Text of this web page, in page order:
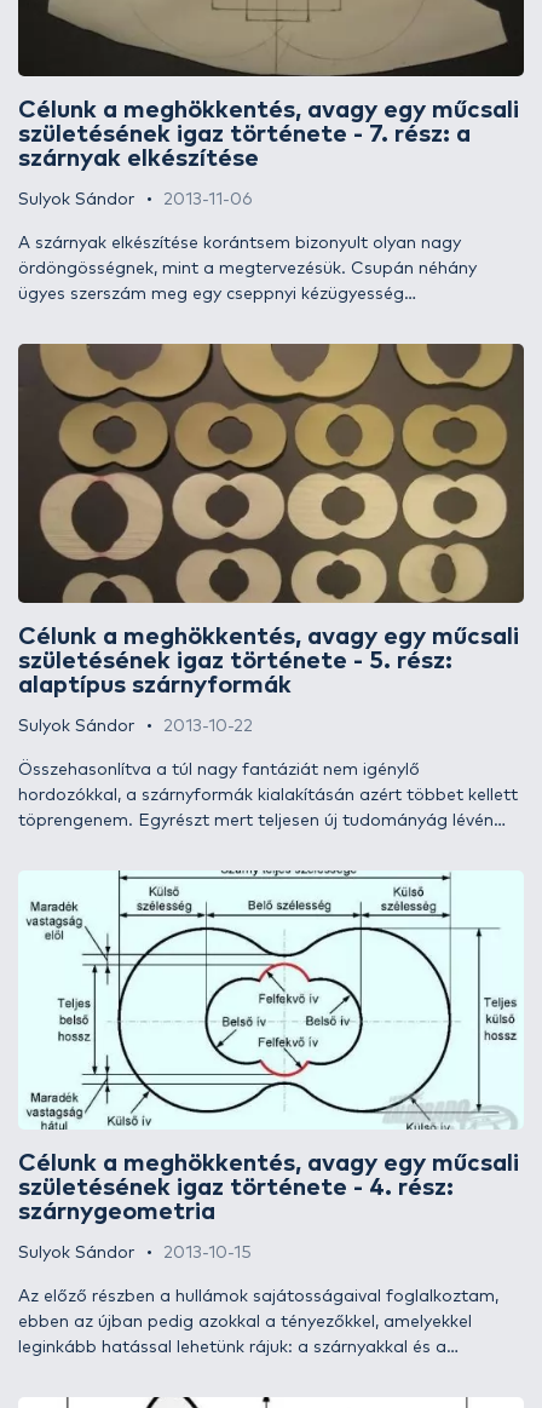
Célunk a meghökkentés, avagy egy műcsali
születésének igaz története - 7. rész: a
szárnyak elkészítése
Sulyok Sándor 2013-11-06
A szárnyak elkészítése korántsem bizonyult olyan nagy
ördöngösségnek, mint a megtervezésük. Csupán néhány
ügyes szerszám meg egy cseppnyi kézügyesség
készítettem, majd használtam hagyományos lyukasztókat
(melyek él-geometriája nem kifejezetten volt alkalmas gumi
kivágásra), később én magam készítettem alkalmas kivágó
szerszámokat. Esetemben ezek a szerszámok hozták meg a
kívánt áttörést a szárnyak elkészítésben.
Célunk a meghökkentés, avagy egy műcsali
születésének igaz története - 5. rész:
alaptípus szárnyformák
Sulyok Sándor 2013-10-22
Összehasonlítva a túl nagy fantáziát nem igénylő
hordozókkal, a szárnyformák kialakításán azért többet kellett
töprengenem. Egyrészt mert teljesen új tudományág lévén
mindig sikerült megtalálnom a viselkedésük ok-okozati
összefüggéseit. Leginkább saját fantáziámra és
kísérletezgetéseim eredményére vagy épp
eredménytelenségeire hagyatkozhattam. Feltártam bizonyos
törvényszerűségeket (melyeket azért illett betartanom), ám
ezeken túlmenően csak a rendelkezésemre álló alapanyag
mennyisége szabott határt az ötleteim megvalósításának.
Ezek között akadt, amelyik működött, és olyan is, amelyik
nem, néhány pedig még kísérleti fázisban van. A következő
három részben a bevált szárnykoncepciókat és azok
elkészítési lehetőségeit szeretném bemutatni. Kezdjük az
elején, az alaptípus szárnyformákkal!
Célunk a meghökkentés, avagy egy műcsali
születésének igaz története - 4. rész:
szárnygeometria
Sulyok Sándor 2013-10-15
Az előző részben a hullámok sajátosságaival foglalkoztam,
ebben az újban pedig azokkal a tényezőkkel, amelyekkel
leginkább hatással lehetünk rájuk: a szárnyakkal és a
leginkább a szárny geometriájának sajátossága, ám a